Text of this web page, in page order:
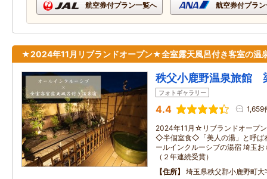
航空券付プラン一覧へ 航空券付プラ
★2024年11月リブランドオープン★全室露天風呂付き客室の温
秩父小鹿野温泉旅館
フォトギャラリー
4.4 1,659
2024年11月☆リブランドオープ
◇半個室食◇「美人の湯」と呼ば
ールインクルーシブの湯宿 埼玉
（２年連続受賞）
住所
埼玉県秩父郡小鹿野町